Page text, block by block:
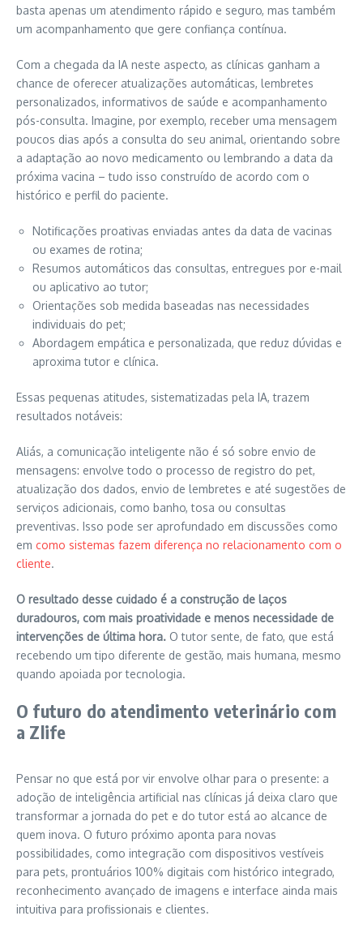
basta apenas um atendimento rápido e seguro, mas também
um acompanhamento que gere confiança contínua.
Com a chegada da IA neste aspecto, as clínicas ganham a
chance de oferecer atualizações automáticas, lembretes
personalizados, informativos de saúde e acompanhamento
pós-consulta. Imagine, por exemplo, receber uma mensagem
poucos dias após a consulta do seu animal, orientando sobre
a adaptação ao novo medicamento ou lembrando a data da
próxima vacina – tudo isso construído de acordo com o
histórico e perfil do paciente.
Notificações proativas enviadas antes da data de vacinas
ou exames de rotina;
Resumos automáticos das consultas, entregues por e-mail
ou aplicativo ao tutor;
Orientações sob medida baseadas nas necessidades
individuais do pet;
Abordagem empática e personalizada, que reduz dúvidas e
aproxima tutor e clínica.
Essas pequenas atitudes, sistematizadas pela IA, trazem
resultados notáveis:
Aliás, a comunicação inteligente não é só sobre envio de
mensagens: envolve todo o processo de registro do pet,
atualização dos dados, envio de lembretes e até sugestões de
serviços adicionais, como banho, tosa ou consultas
preventivas. Isso pode ser aprofundado em discussões como
em como sistemas fazem diferença no relacionamento com o
cliente.
O resultado desse cuidado é a construção de laços
duradouros, com mais proatividade e menos necessidade de
intervenções de última hora. O tutor sente, de fato, que está
recebendo um tipo diferente de gestão, mais humana, mesmo
quando apoiada por tecnologia.
O futuro do atendimento veterinário com
a Zlife
Pensar no que está por vir envolve olhar para o presente: a
adoção de inteligência artificial nas clínicas já deixa claro que
transformar a jornada do pet e do tutor está ao alcance de
quem inova. O futuro próximo aponta para novas
possibilidades, como integração com dispositivos vestíveis
para pets, prontuários 100% digitais com histórico integrado,
reconhecimento avançado de imagens e interface ainda mais
intuitiva para profissionais e clientes.